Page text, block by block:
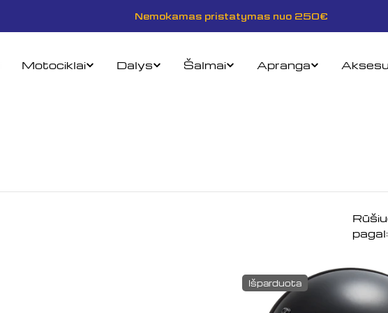
Nemokamas pristatymas nuo 250€
Motociklai Dalys Šalmai Apranga
pagal:
Išparduota